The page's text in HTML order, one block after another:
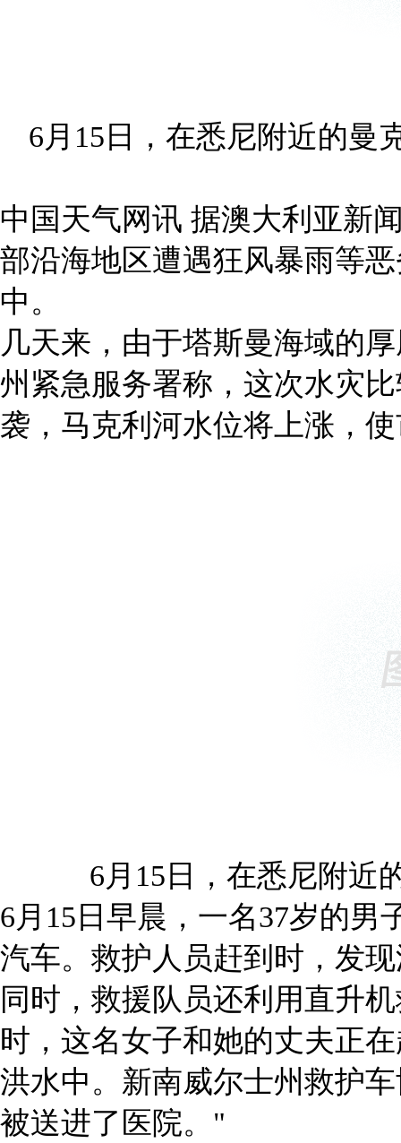
6月15日，在悉尼附近的曼
中国天气网讯 据澳大利亚新
部沿海地区遭遇狂风暴雨等
中。
几天来，由于塔斯曼海域的
州紧急服务署称，这次水灾
袭，马克利河水位将上涨，
6月15日，在悉尼附近
6月15日早晨，一名37岁的
汽车。救护人员赶到时，发
同时，救援队员还利用直升
时，这名女子和她的丈夫正
洪水中。新南威尔士州救护
被送进了医院。"